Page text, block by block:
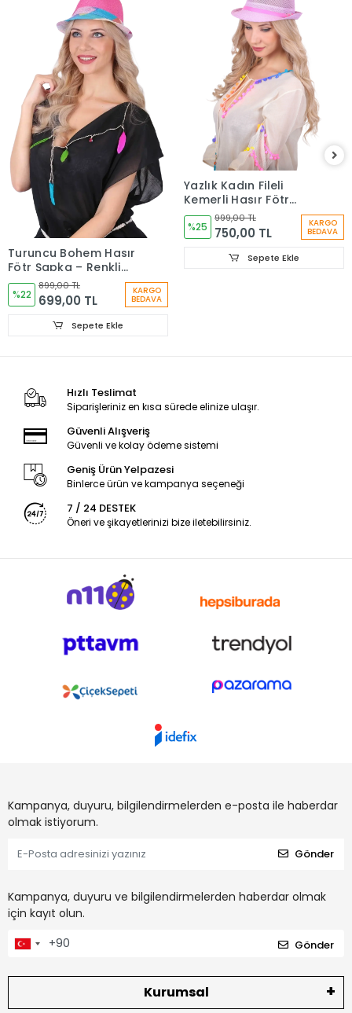
Turuncu Bohem Hasır
Fötr Şapka – Renkli
Etnik Şeritli Yazlık
Kadın Şapkası 6261
%22
899,00 TL
699,00 TL
KARGO
BEDAVA
Sepete Ekle
Yazlık Kadın Fileli
Kemerli Hasır Fötr
Şapka 6223
%25
999,00 TL
750,00 TL
KARGO
BEDAVA
Sepete Ekle
Hızlı Teslimat
Siparişleriniz en kısa sürede elinize ulaşır.
Güvenli Alışveriş
Güvenli ve kolay ödeme sistemi
Geniş Ürün Yelpazesi
Binlerce ürün ve kampanya seçeneği
7 / 24 DESTEK
Öneri ve şikayetlerinizi bize iletebilirsiniz.
Kampanya, duyuru, bilgilendirmelerden e-posta ile haberdar
olmak istiyorum.
Gönder
Kampanya, duyuru ve bilgilendirmelerden haberdar olmak
için kayıt olun.
Gönder
Kurumsal